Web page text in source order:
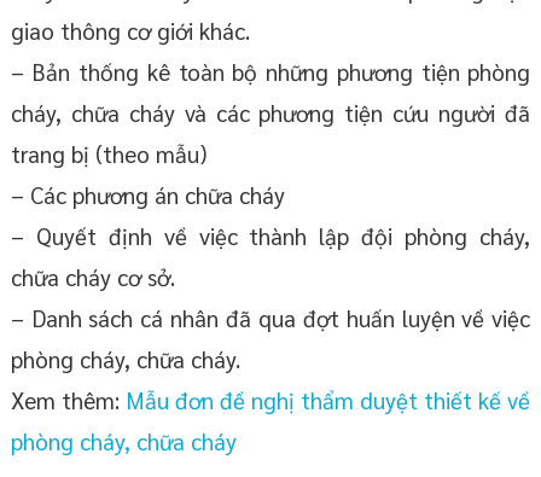
giao thông cơ giới khác.
– Bản thống kê toàn bộ những phương tiện phòng
cháy, chữa cháy và các phương tiện cứu người đã
trang bị (theo mẫu)
– Các phương án chữa cháy
– Quyết định về việc thành lập đội phòng cháy,
chữa cháy cơ sở.
– Danh sách cá nhân đã qua đợt huấn luyện về việc
phòng cháy, chữa cháy.
Xem thêm: Mẫu đơn đề nghị thẩm duyệt thiết kế về
phòng cháy, chữa cháy